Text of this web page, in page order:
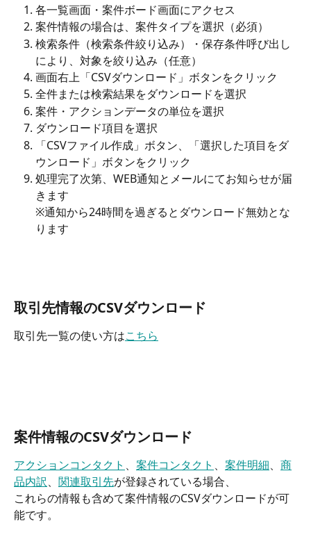
各一覧画面・案件ボード画面にアクセス
案件情報の場合は、案件タイプを選択（必須）
検索条件（検索条件絞り込み）・保存条件呼び出し
により、対象を絞り込み（任意）
画面右上「CSVダウンロード」ボタンをクリック
全件または検索結果をダウンロードを選択
案件・アクションデータの単位を選択
ダウンロード項目を選択
「CSVファイル作成」ボタン、「選択した項目をダ
ウンロード」ボタンをクリック
処理完了次第、WEB通知とメールにてお知らせが届
きます
※通知から24時間を過ぎるとダウンロード無効とな
ります
取引先情報のCSVダウンロード
取引先一覧の使い方はこちら
案件情報のCSVダウンロード
アクションコンタクト 、 案件コンタクト 、 案件明細、 商
品内訳、 関連取引先が登録されている場合、
これらの情報も含めて案件情報のCSVダウンロードが可
能です。